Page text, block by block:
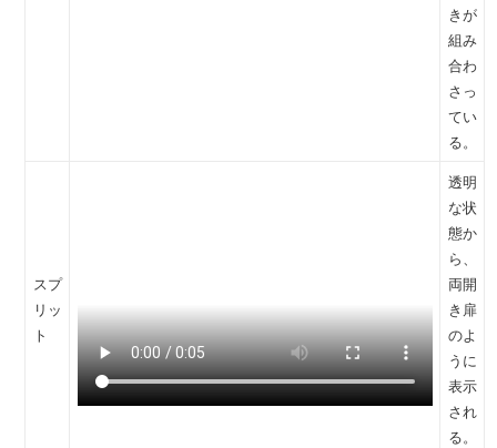
きが
組み
合わ
さっ
てい
る。
スプ
リッ
ト
透明
な状
態か
ら、
両開
き扉
のよ
うに
表示
され
る。